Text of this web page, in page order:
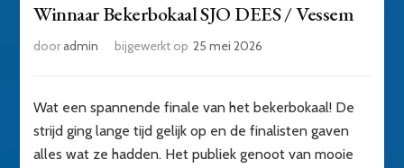
Winnaar Bekerbokaal SJO DEES / Vessem
dooradmin bijgewerkt op 25 mei 2026
Wat een spannende finale van het bekerbokaal! De
strijd ging lange tijd gelijk op en de finalisten gaven
alles wat ze hadden. Het publiek genoot van mooie